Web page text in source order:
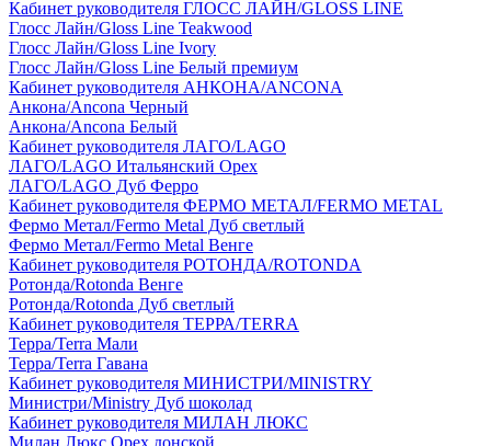
Кабинет руководителя ГЛОСС ЛАЙН/GLOSS LINE
Глосс Лайн/Gloss Line Teakwood
Глосс Лайн/Gloss Line Ivory
Глосс Лайн/Gloss Line Белый премиум
Кабинет руководителя АНКОНА/ANCONA
Анкона/Ancona Черный
Анкона/Ancona Белый
Кабинет руководителя ЛАГО/LAGO
ЛАГО/LAGO Итальянский Орех
ЛАГО/LAGO Дуб Ферро
Кабинет руководителя ФЕРМО МЕТАЛ/FERMO METAL
Фермо Метал/Fermo Metal Дуб светлый
Фермо Метал/Fermo Metal Венге
Кабинет руководителя РОТОНДА/ROTONDA
Ротонда/Rotonda Венге
Ротонда/Rotonda Дуб светлый
Кабинет руководителя ТЕРРА/TERRA
Терра/Terra Мали
Терра/Terra Гавана
Кабинет руководителя МИНИСТРИ/MINISTRY
Министри/Ministry Дуб шоколад
Кабинет руководителя МИЛАН ЛЮКС
Милан Люкс Орех донской